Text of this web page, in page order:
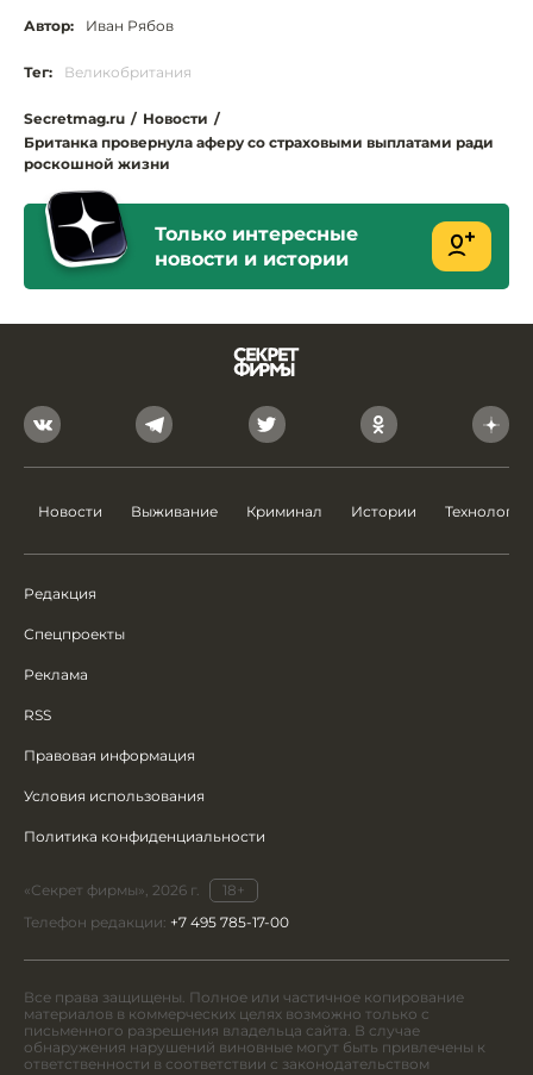
Автор: Иван Рябов
Тег: Великобритания
Secretmag.ru / Новости /
Британка провернула аферу со страховыми выплатами ради
роскошной жизни
Только интересные
новости и истории
Новости Выживание Криминал Истории Технологии
Редакция
Спецпроекты
Реклама
RSS
Правовая информация
Условия использования
Политика конфиденциальности
«Секрет фирмы», 2026 г.
18+
Телефон редакции: +7 495 785-17-00
Все права защищены. Полное или частичное копирование
материалов в коммерческих целях возможно только с
письменного разрешения владельца сайта. В случае
обнаружения нарушений виновные могут быть привлечены к
ответственности в соответствии с законодательством